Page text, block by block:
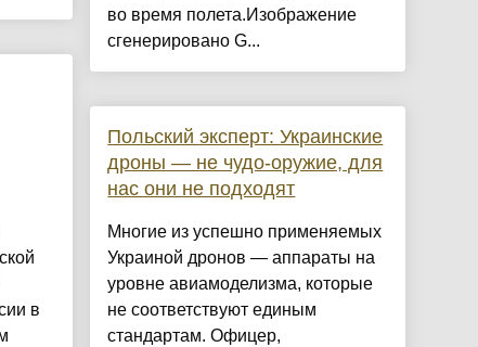
в
во время полета.Изображение
сгенерировано G...
Польский эксперт: Украинские
дроны — не чудо-оружие, для
нас они не подходят
Многие из успешно применяемых
Украиной дронов — аппараты на
уровне авиамоделизма, которые
не соответствуют единым
стандартам. Офицер,